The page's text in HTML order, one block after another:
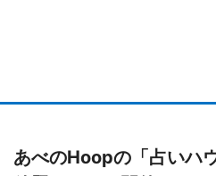
あべのHoopの「占いハ